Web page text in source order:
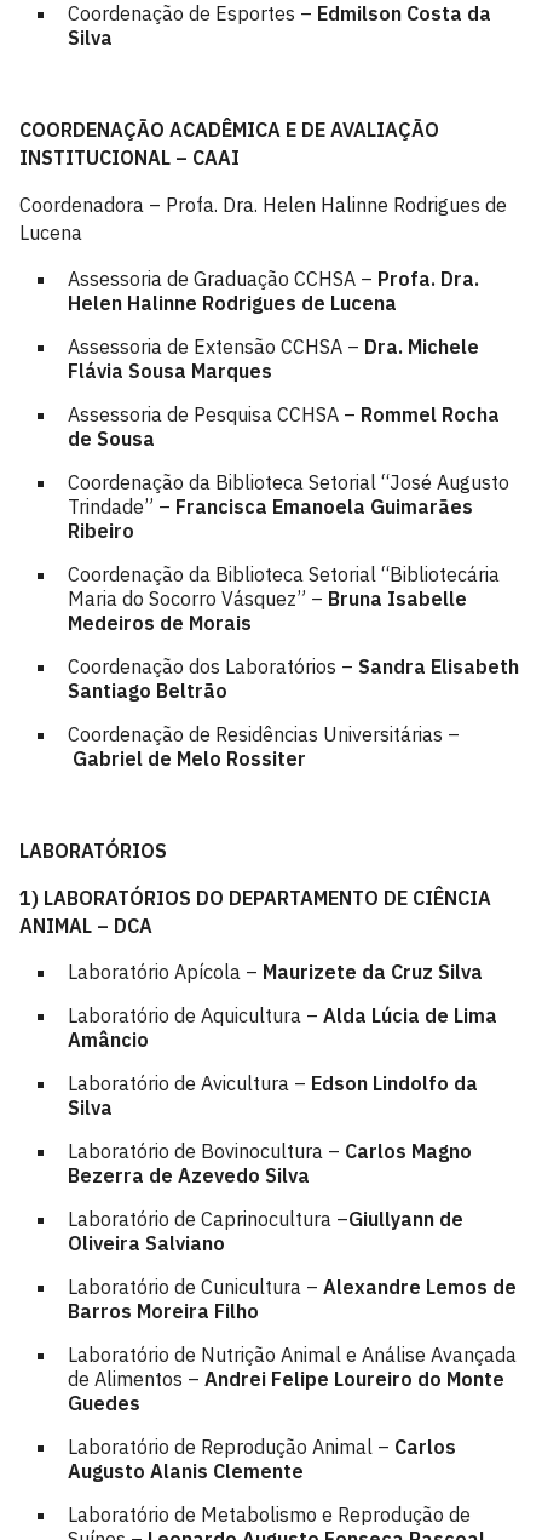
Coordenação de Esportes – Edmilson Costa da
Silva
COORDENAÇÃO ACADÊMICA E DE AVALIAÇÃO
INSTITUCIONAL – CAAI
Coordenadora – Profa. Dra. Helen Halinne Rodrigues de
Lucena
Assessoria de Graduação CCHSA – Profa. Dra.
Helen Halinne Rodrigues de Lucena
Assessoria de Extensão CCHSA – Dra. Michele
Flávia Sousa Marques
Assessoria de Pesquisa CCHSA – Rommel Rocha
de Sousa
Coordenação da Biblioteca Setorial “José Augusto
Trindade” – Francisca Emanoela Guimarães
Ribeiro
Coordenação da Biblioteca Setorial “Bibliotecária
Maria do Socorro Vásquez” – Bruna Isabelle
Medeiros de Morais
Coordenação dos Laboratórios – Sandra Elisabeth
Santiago Beltrão
Coordenação de Residências Universitárias –
Gabriel de Melo Rossiter
LABORATÓRIOS
1) LABORATÓRIOS DO DEPARTAMENTO DE CIÊNCIA
ANIMAL – DCA
Laboratório Apícola – Maurizete da Cruz Silva
Laboratório de Aquicultura – Alda Lúcia de Lima
Amâncio
Laboratório de Avicultura – Edson Lindolfo da
Silva
Laboratório de Bovinocultura – Carlos Magno
Bezerra de Azevedo Silva
Laboratório de Caprinocultura –Giullyann de
Oliveira Salviano
Laboratório de Cunicultura – Alexandre Lemos de
Barros Moreira Filho
Laboratório de Nutrição Animal e Análise Avançada
de Alimentos – Andrei Felipe Loureiro do Monte
Guedes
Laboratório de Reprodução Animal – Carlos
Augusto Alanis Clemente
Laboratório de Metabolismo e Reprodução de